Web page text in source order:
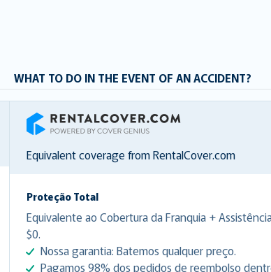
WHAT TO DO IN THE EVENT OF AN ACCIDENT?
RentalCover
Equivalent coverage from RentalCover.com
Proteção Total
Equivalente ao Cobertura da Franquia +
$0.
Nossa garantia: Batemos qualquer preço.
Pagamos 98% dos pedidos de reembolso